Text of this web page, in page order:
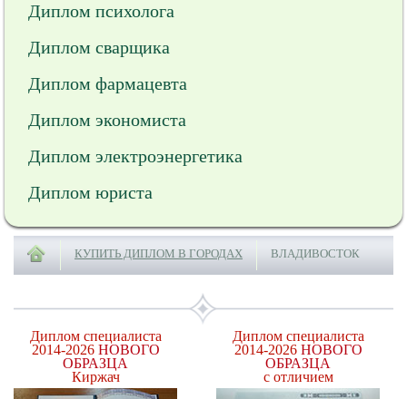
Диплом психолога
Диплом сварщика
Диплом фармацевта
Диплом экономиста
Диплом электроэнергетика
Диплом юриста
КУПИТЬ ДИПЛОМ В ГОРОДАХ ВЛАДИВОСТОК
Диплом специалиста
2014-2026 НОВОГО
ОБРАЗЦА
Киржач
Диплом специалиста
2014-2026 НОВОГО
ОБРАЗЦА
с отличием